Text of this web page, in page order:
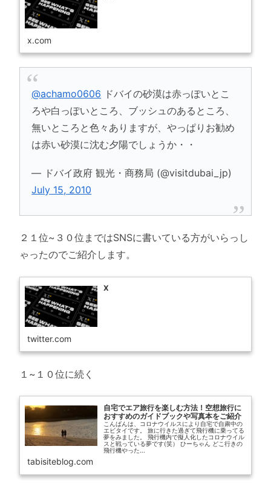
x.com
@achamo0606 ドバイの砂漠は赤っぽいとこ
ろや白っぽいところ、ブッシュのあるところ、
無いところと色々ありますが、やっぱりお勧め
は赤い砂漠に沈む夕陽でしょうか・・
— ドバイ政府 観光・商務局 (@visitdubai_jp)
July 15, 2010
２１位~３０位まではSNSに書いている方がいらっし
ゃったのでご紹介します。
X
twitter.com
１~１０位に続く
自宅でエア旅行を楽しむ方法！空想旅行に
おすすめのガイドブックや写真本をご紹介
こんばんは、コロナウイルスにより自宅で自粛中の
エビタイです。 旅に行きた過ぎて飛行機に乗ってる
夢をみました。 飛行機内で擬人化したコロナウイル
スと戦っている夢です(笑） ひーちゃん どこ行きの
飛行機やった...
tabisiteblog.com